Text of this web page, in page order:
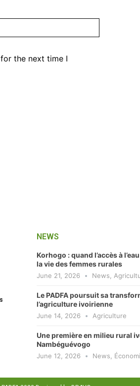
the next time I
NEWS
Korhogo : quand l’accès à
la vie des femmes rurales
June 21, 2026 News
Le PADFA poursuit sa
l’agriculture ivoirienne
June 14, 2026 Agriculture
Une première en milieu rural
Nambéguévogo
June 12, 2026 News